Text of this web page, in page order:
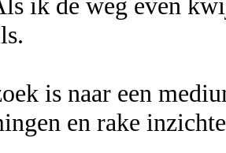
ik de weg even
is naar een
en rake